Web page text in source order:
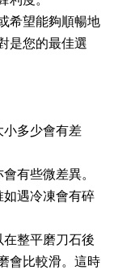
希望能夠順暢地
是您的最佳選
多少會有差
有些微差異。
遇冷凍會有碎
整平磨刀石後
會比較滑。這時